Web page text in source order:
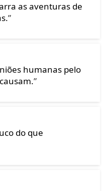
as aventuras de
”
humanas pelo
”
do que